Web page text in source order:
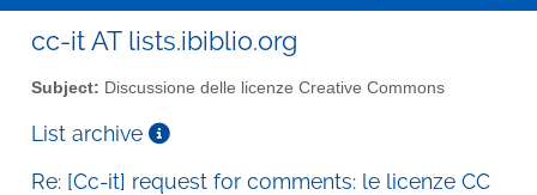
cc-it AT lists.ibiblio.org
Subject: Discussione delle licenze Creative Commons
List archive
Re: [Cc-it] request for comments: le licenze CC